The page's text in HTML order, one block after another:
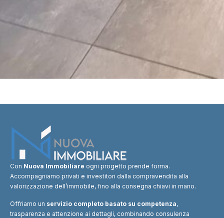
Con Nuova Immobiliare ogni progetto prende forma.
Accompagniamo privati e investitori dalla compravendita alla
valorizzazione dell’immobile, fino alla consegna chiavi in mano.
Offriamo un servizio completo basato su competenza,
trasparenza e attenzione ai dettagli, combinando consulenza